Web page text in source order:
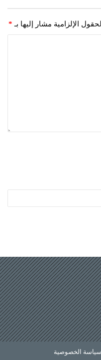
الحقول الإلزامية مشار إليها بـ *
سياسة الخصوصية